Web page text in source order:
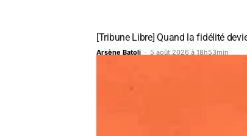
[Tribune Libre] Quand la fidélité
Arsène Batoli - 5 août 2026 à 18h53min